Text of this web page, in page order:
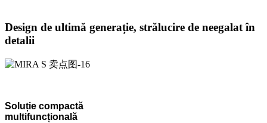
Design de ultimă generație, strălucire de neegalat în
detalii
Soluție compactă
multifuncțională